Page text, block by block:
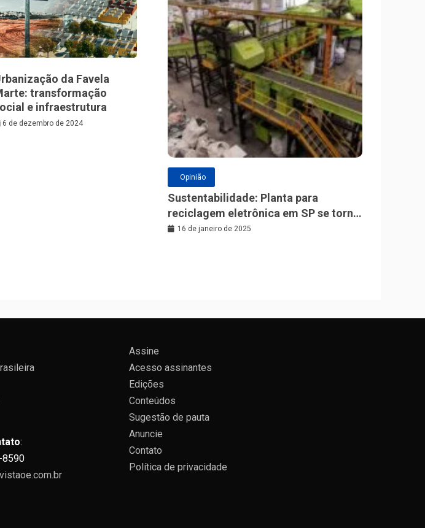
da Favela
transformação
e infraestrutura
6 de dezembro de 2024
Opinião
Sustentabilidade: Planta para
reciclagem eletrônica em SP se torna
a maior da América Latina
16 de janeiro de 2025
:
8590
Assine
Acesso assinantes
Edições
Conteúdos
Sugestão de pauta
Anuncie
Contato
Política de privacidade